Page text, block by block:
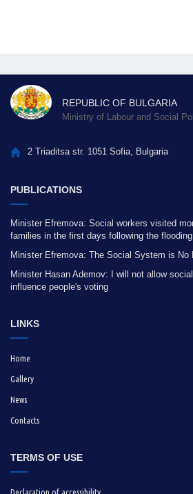
REPUBLIC OF BULGARIA
Ministry of Labour and Social
2 Triaditsa str. 1051 Sofia, Bulgaria
PUBLICATIONS
Minister Efremova: Social workers visited
families in the first days following the flooding
Minister Efremova: The Social System is No
Minister Hasan Ademov: I will not allow
influence people's voting
LINKS
Home
Gallery
News
Contacts
TERMS OF USE
Declaration of accessibility